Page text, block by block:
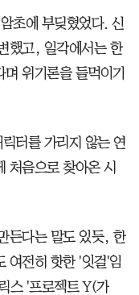
초에 부딪혔었다. 신
했고, 일각에서는 한
위기론을 들먹이기
터를 가리지 않는 연
처음으로 찾아온 시
든다는 말도 있듯, 한
여전히 핫한 '잇걸'임
스 '프로젝트 Y(가